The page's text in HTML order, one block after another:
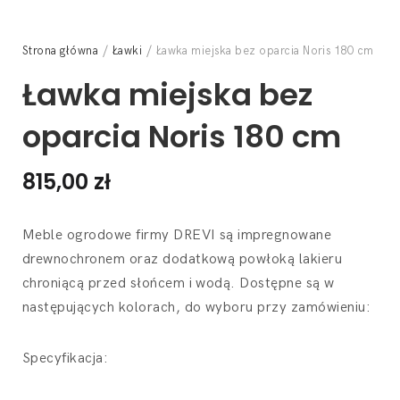
Strona główna / Ławki / Ławka miejska bez oparcia Noris 180 cm
Ławka miejska bez
oparcia Noris 180 cm
815,00 zł
Meble ogrodowe firmy DREVI są impregnowane
drewnochronem oraz dodatkową powłoką lakieru
chroniącą przed słońcem i wodą. Dostępne są w
następujących kolorach, do wyboru przy zamówieniu:
Specyfikacja: